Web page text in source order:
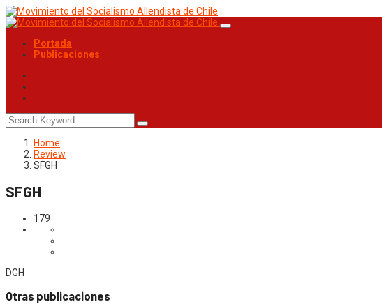
Portada
Publicaciones
Home
Review
SFGH
SFGH
179
DGH
Otras publicaciones